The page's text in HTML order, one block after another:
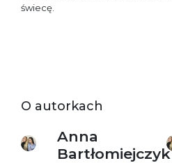
świecę.
O autorkach
Anna
Bartłomiejczyk